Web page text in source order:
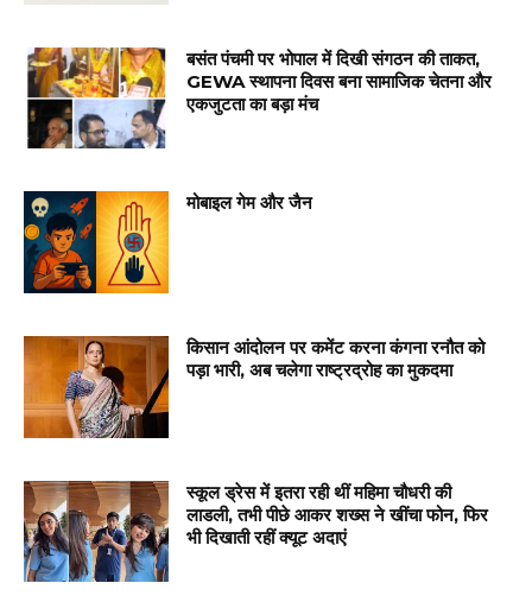
बसंत पंचमी पर भोपाल में दिखी संगठन की ताकत,
GEWA स्थापना दिवस बना सामाजिक चेतना और
एकजुटता का बड़ा मंच
मोबाइल गेम और जैन
किसान आंदोलन पर कमेंट करना कंगना रनौत को
पड़ा भारी, अब चलेगा राष्ट्रद्रोह का मुकदमा
स्कूल ड्रेस में इतरा रही थीं महिमा चौधरी की
लाडली, तभी पीछे आकर शख्स ने खींचा फोन, फिर
भी दिखाती रहीं क्यूट अदाएं